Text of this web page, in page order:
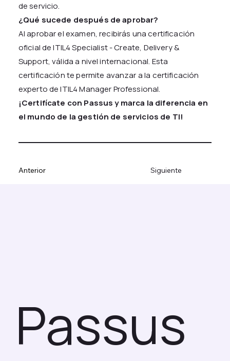
de servicio.
¿Qué sucede después de aprobar?
Al aprobar el examen, recibirás una certificación
oficial de ITIL4 Specialist - Create, Delivery &
Support, válida a nivel internacional. Esta
certificación te permite avanzar a la certificación
experto de ITIL4 Manager Professional.
¡Certifícate con Passus y marca la diferencia en
el mundo de la gestión de servicios de TI!
Anterior Siguiente
Passus